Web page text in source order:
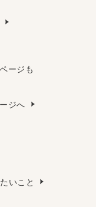
ージも
ジへ
いこと